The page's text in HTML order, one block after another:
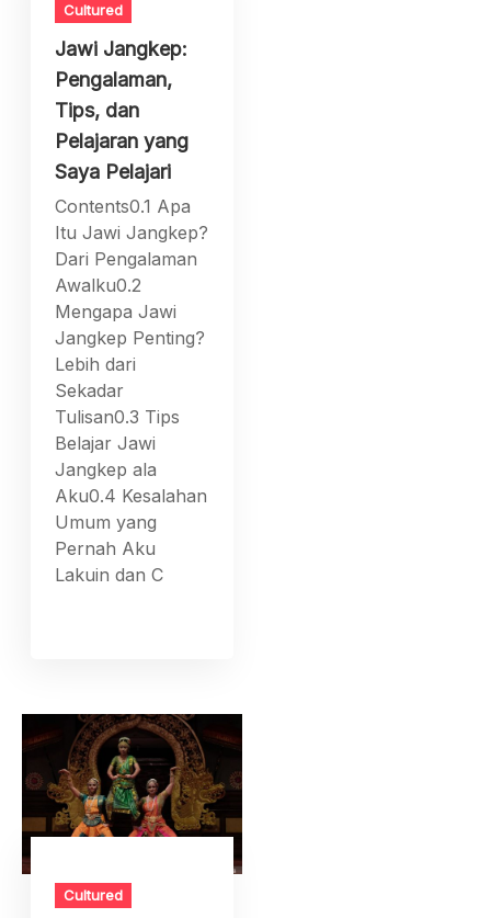
Cultured
Jawi Jangkep:
Pengalaman,
Tips, dan
Pelajaran yang
Saya Pelajari
Contents0.1 Apa
Itu Jawi Jangkep?
Dari Pengalaman
Awalku0.2
Mengapa Jawi
Jangkep Penting?
Lebih dari
Sekadar
Tulisan0.3 Tips
Belajar Jawi
Jangkep ala
Aku0.4 Kesalahan
Umum yang
Pernah Aku
Lakuin dan C
Cultured